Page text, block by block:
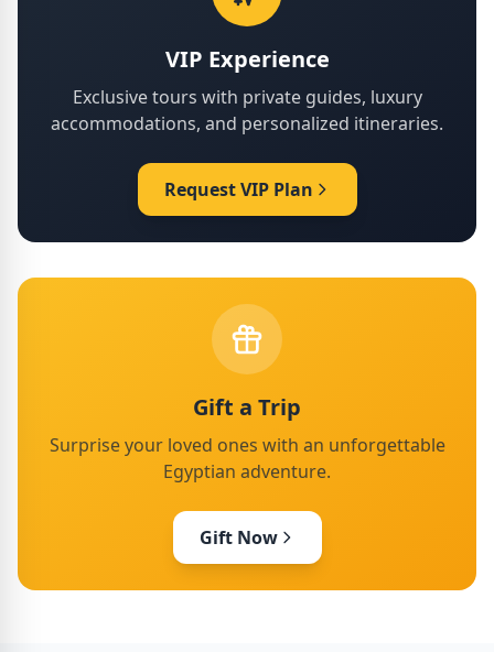
VIP Experience
Exclusive tours with private guides, luxury
accommodations, and personalized itineraries.
Request VIP Plan
Gift a Trip
Surprise your loved ones with an unforgettable
Egyptian adventure.
Gift Now